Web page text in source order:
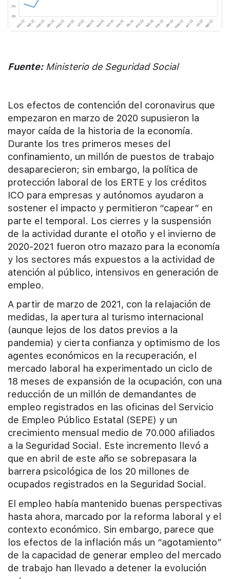
Fuente:Ministerio de Seguridad Social
Los efectos de contención del coronavirus que
empezaron en marzo de 2020 supusieron la
mayor caída de la historia de la economía.
Durante los tres primeros meses del
confinamiento, un millón de puestos de trabajo
desaparecieron; sin embargo, la política de
protección laboral de los ERTE y los créditos
ICO para empresas y autónomos ayudaron a
sostener el impacto y permitieron “capear” en
parte el temporal. Los cierres y la suspensión
de la actividad durante el otoño y el invierno de
2020-2021 fueron otro mazazo para la economía
y los sectores más expuestos a la actividad de
atención al público, intensivos en generación de
empleo.
A partir de marzo de 2021, con la relajación de
medidas, la apertura al turismo internacional
(aunque lejos de los datos previos a la
pandemia) y cierta confianza y optimismo de los
agentes económicos en la recuperación, el
mercado laboral ha experimentado un ciclo de
18 meses de expansión de la ocupación, con una
reducción de un millón de demandantes de
empleo registrados en las oficinas del Servicio
de Empleo Público Estatal (SEPE) y un
crecimiento mensual medio de 70.000 afiliados
a la Seguridad Social. Este incremento llevó a
que en abril de este año se sobrepasara la
barrera psicológica de los 20 millones de
ocupados registrados en la Seguridad Social.
El empleo había mantenido buenas perspectivas
hasta ahora, marcado por la reforma laboral y el
contexto económico. Sin embargo, parece que
los efectos de la inflación más un “agotamiento”
de la capacidad de generar empleo del mercado
de trabajo han llevado a detener la evolución